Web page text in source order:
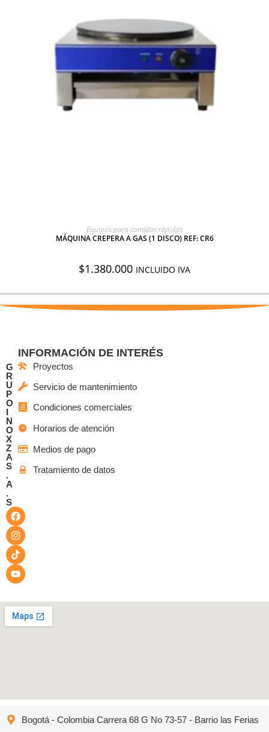
AGREGAR A COTIZACIÓN
Equipos para comidas rápidas
MÁQUINA CREPERA A GAS (1 DISCO) REF: CR6
$1.380.000 INCLUIDO IVA
G
R
U
P
O
I
N
O
X
Z
A
S
.
A
.
S
INFORMACIÓN DE INTERÉS
Proyectos
Servicio de mantenimiento
Condiciones comerciales
Horarios de atención
Medios de pago
Tratamiento de datos
Bogotá - Colombia Carrera 68 G No 73-57 - Barrio las Ferias